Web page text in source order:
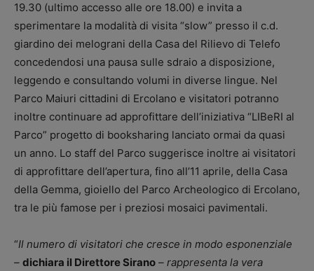
19.30 (ultimo accesso alle ore 18.00) e invita a
sperimentare la modalità di visita “slow” presso il c.d.
giardino dei melograni della Casa del Rilievo di Telefo
concedendosi una pausa sulle sdraio a disposizione,
leggendo e consultando volumi in diverse lingue. Nel
Parco Maiuri cittadini di Ercolano e visitatori potranno
inoltre continuare ad approfittare dell’iniziativa “LIBeRI al
Parco” progetto di booksharing lanciato ormai da quasi
un anno. Lo staff del Parco suggerisce inoltre ai visitatori
di approfittare dell’apertura, fino all’11 aprile, della Casa
della Gemma, gioiello del Parco Archeologico di Ercolano,
tra le più famose per i preziosi mosaici pavimentali.
“Il numero di visitatori che cresce in modo esponenziale
– dichiara il Direttore Sirano – rappresenta la vera